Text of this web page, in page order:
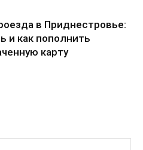
в Приднестровье:
и как пополнить
карту